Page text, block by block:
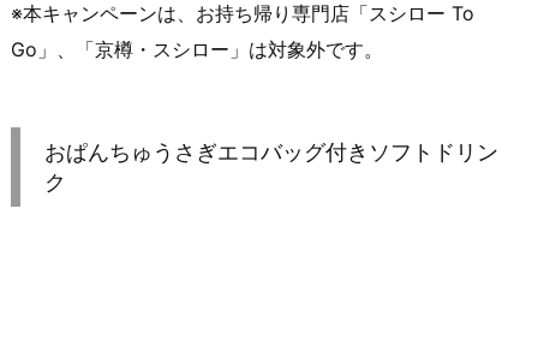
※本キャンペーンは、お持ち帰り専門店「スシロー To
Go」、「京樽・スシロー」は対象外です。
おぱんちゅうさぎエコバッグ付きソフトドリン
ク